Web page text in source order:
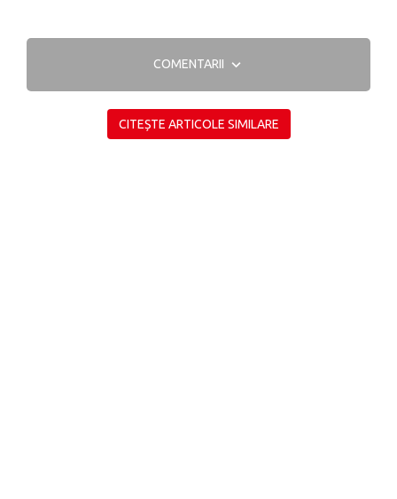
COMENTARII
CITEȘTE ARTICOLE SIMILARE